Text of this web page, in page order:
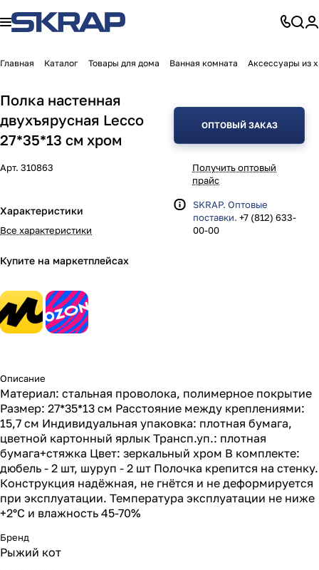
Главная Каталог Товары для дома Ванная комната Аксессуары из
Полка настенная
двухъярусная Lecco
27*35*13 см хром
Арт. 310863
Характеристики
Все характеристики
Купите на маркетплейсах
ОПТОВЫЙ ЗАКАЗ
Получить оптовый
прайс
SKRAP. Оптовые
поставки. +7 (812) 633-
00-00
Описание
Материал: стальная проволока, полимерное покрытие
Размер: 27*35*13 см Расстояние между креплениями:
15,7 см Индивидуальная упаковка: плотная бумага,
цветной картонный ярлык Трансп.уп.: плотная
бумага+стяжка Цвет: зеркальный хром В комплекте:
дюбель - 2 шт, шуруп - 2 шт Полочка крепится на стенку.
Конструкция надёжная, не гнётся и не деформируется
при эксплуатации. Температура эксплуатации не ниже
+2°С и влажность 45-70%
Бренд
Рыжий кот